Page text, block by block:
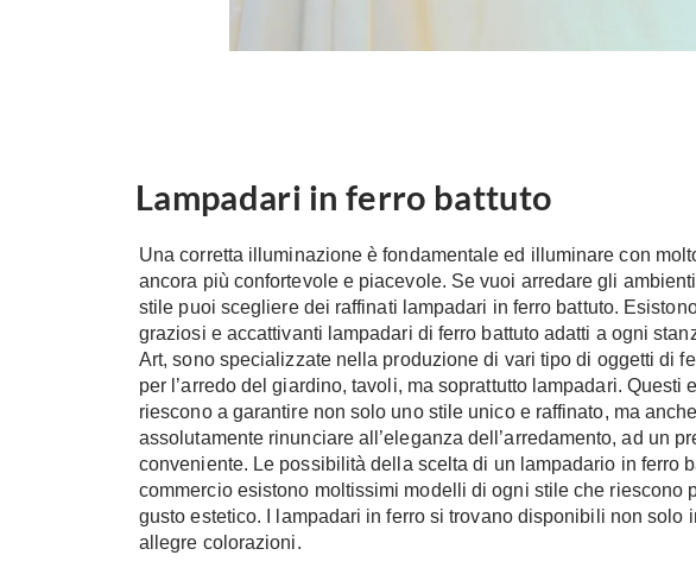
Lampadari in ferro battuto
Una corretta illuminazione è fondamentale ed illuminare con
ancora più confortevole e piacevole. Se vuoi arredare gli
stile puoi scegliere dei raffinati lampadari in ferro battuto.
graziosi e accattivanti lampadari di ferro battuto adatti a ogni
Art, sono specializzate nella produzione di vari tipo di oggetti di
per l’arredo del giardino, tavoli, ma soprattutto lampadari.
riescono a garantire non solo uno stile unico e raffinato, ma
assolutamente rinunciare all’eleganza dell’arredamento, ad un
conveniente. Le possibilità della scelta di un lampadario in ferro
commercio esistono moltissimi modelli di ogni stile che riescono
gusto estetico. I lampadari in ferro si trovano disponibili non solo
allegre colorazioni.